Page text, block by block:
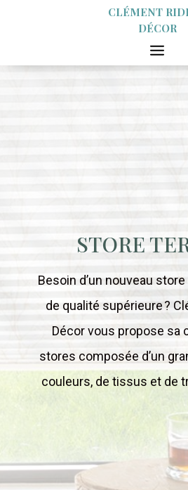
CLÉMENT
DÉCOR
STORE
Besoin d’un nouveau
de qualité supérieure ?
Décor vous propose sa
stores composée d’un
couleurs, de tissus et de